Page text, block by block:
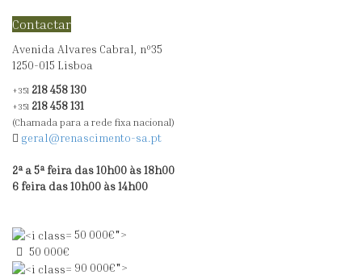
Contactar
Avenida Alvares Cabral, nº35
1250-015 Lisboa
+351 218 458 130
+351 218 458 131
(Chamada para a rede fixa nacional)
geral@renascimento-sa.pt
2ª a 5ª feira das 10h00 às 18h00
6 feira das 10h00 às 14h00
50 000€">
50 000€
90 000€">